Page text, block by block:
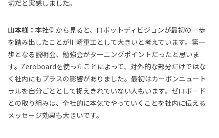
切だと実感しました。
山本様： 本社側から見ると、ロボットディビジョンが最初の一歩
を踏み出したことが川崎重工として大きいと考えています。第一
歩となる説明会、勉強会がターニングポイントだったと思いま
す。Zeroboardを使ったことによって、対外的な部分だけではな
く社内にもプラスの影響がありました。最初はカーボンニュート
ラルを自分ごととして捉えきれていない人もいます。ゼロボード
との取り組みは、全社的に本気でやっていくことを社内に伝える
メッセージ効果も大きいです。